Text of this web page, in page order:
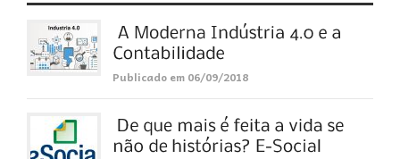
Publicado em 06/09/2018